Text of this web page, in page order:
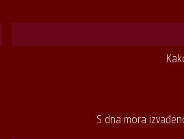
S dna mora